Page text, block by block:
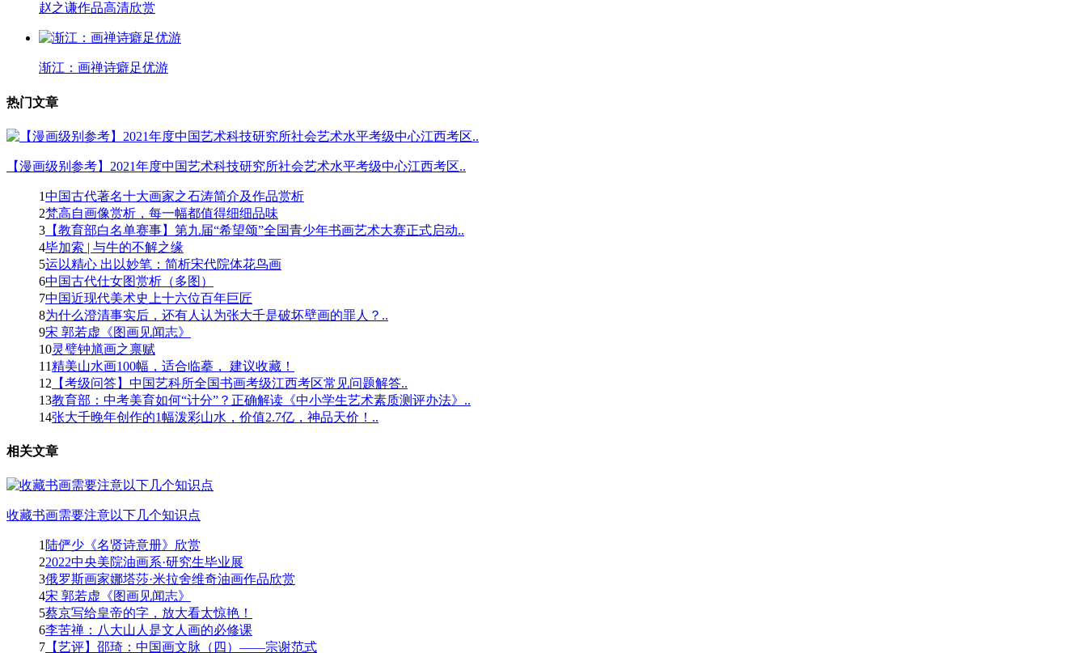
赵之谦作品高清欣赏
渐江：画禅诗癖足优游
热门文章
【漫画级别参考】2021年度中国艺术科技研究所社会艺术水平考级中心江西考区..
1中国古代著名十大画家之石涛简介及作品赏析
2梵高自画像赏析，每一幅都值得细细品味
3 【教育部白名单赛事】第九届“希望颂”全国青少年书画艺术大赛正式启动..
4毕加索 | 与牛的不解之缘
5运以精心 出以妙笔：简析宋代院体花鸟画
6中国古代仕女图赏析（多图）
7中国近现代美术史上十六位百年巨匠
8为什么澄清事实后，还有人认为张大千是破坏壁画的罪人？..
9宋 郭若虚《图画见闻志》
10灵璧钟馗画之禀赋
11精美山水画100幅，适合临摹， 建议收藏！
12 【考级问答】中国艺科所全国书画考级江西考区常见问题解答..
13教育部：中考美育如何“计分”？正确解读《中小学生艺术素质测评办法》..
14张大千晚年创作的1幅泼彩山水，价值2.7亿，神品天价！..
相关文章
收藏书画需要注意以下几个知识点
1陆俨少《名贤诗意册》欣赏
22022中央美院油画系·研究生毕业展
3俄罗斯画家娜塔莎·米拉舍维奇油画作品欣赏
4宋 郭若虚《图画见闻志》
5蔡京写给皇帝的字，放大看太惊艳！
6李苦禅：八大山人是文人画的必修课
7 【艺评】邵琦：中国画文脉（四）——宗谢范式